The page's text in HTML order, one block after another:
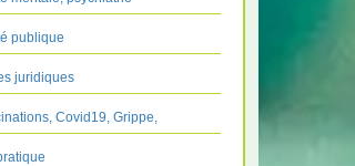
publique
juridiques
Covid19, Grippe,